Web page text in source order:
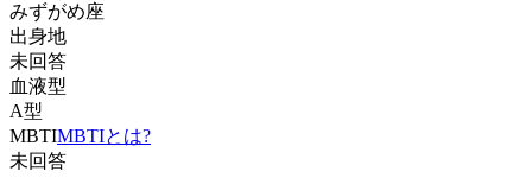
みずがめ座
出身地
未回答
血液型
A型
MBTIMBTIとは?
未回答